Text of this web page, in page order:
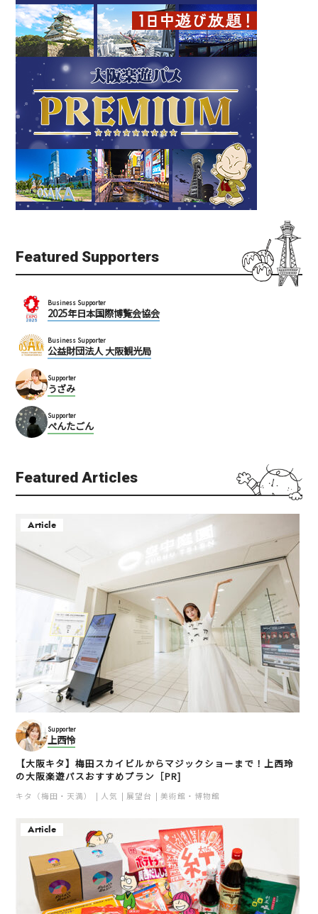
Featured Supporters
Business Supporter
2025年日本国際博覧会協会
Business Supporter
公益財団法人 大阪観光局
Supporter
うざみ
Supporter
ぺんたごん
Featured Articles
Article
Supporter
上西怜
【大阪キタ】梅田スカイビルからマジックショーまで！上西玲
の大阪楽遊パスおすすめプラン［PR]
キタ（梅田・天満） 人気 展望台 美術館・博物館
Article